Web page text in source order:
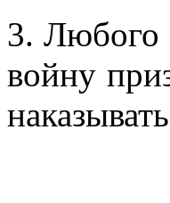
3. Любого
войну